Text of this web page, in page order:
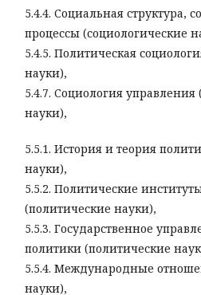
5.4.4. Социальная структура,
процессы (социологические
5.4.5. Политическая
науки),
5.4.7. Социология управления
науки),
5.5.1. История и теория
науки),
5.5.2. Политические
(политические науки),
5.5.3. Государственное
политики (политические
5.5.4. Международные
науки),